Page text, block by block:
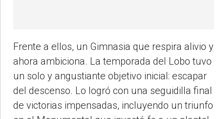
Frente a ellos, un Gimnasia que respira alivio y
ahora ambiciona. La temporada del Lobo tuvo
un solo y angustiante objetivo inicial: escapar
del descenso. Lo logró con una seguidilla final
de victorias impensadas, incluyendo un triunfo